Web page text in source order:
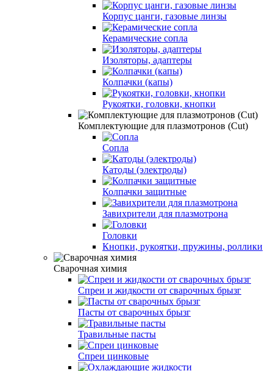
Корпус цанги, газовые линзы
Керамические сопла
Изоляторы, адаптеры
Колпачки (капы)
Рукоятки, головки, кнопки
Комплектующие для плазмотронов (Сut)
Сопла
Катоды (электроды)
Колпачки защитные
Завихрители для плазмотрона
Головки
Кнопки, рукоятки, пружины, роллики
Сварочная химия
Спреи и жидкости от сварочных брызг
Пасты от сварочных брызг
Травильные пасты
Спреи цинковые